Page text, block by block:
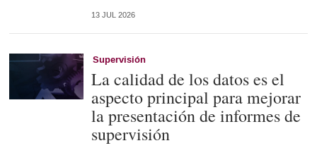
13 JUL 2026
Supervisión
La calidad de los datos es el
aspecto principal para mejorar
la presentación de informes de
supervisión